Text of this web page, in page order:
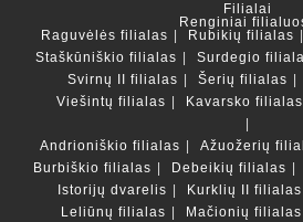
Filialai
Renginiai
Raguvėlės filialas
Rubikių filialas
Staškūniškio filialas
Surdegio
Svirnų II filialas
Šerių filialas
Viešintų filialas
Kavarsko filialas
Andrioniškio filialas Ažuožerių
Burbiškio filialas
Debeikių filialas
Istorijų dvarelis
Kurklių II filialas
Leliūnų filialas
Mačionių filialas